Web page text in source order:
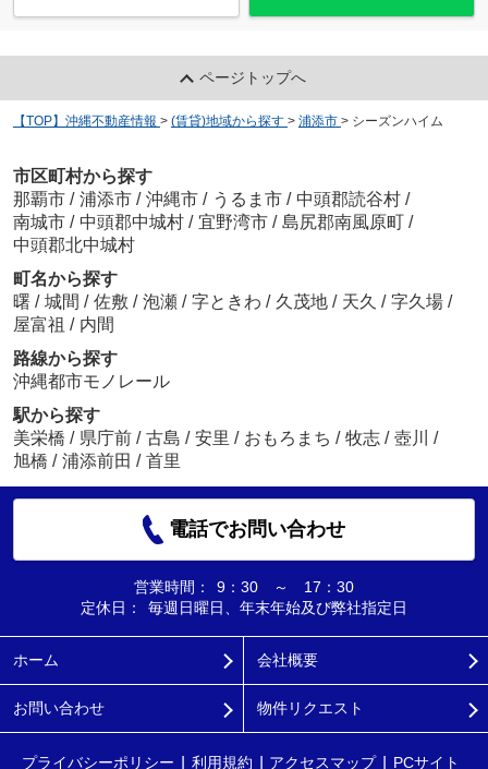
ページトップへ
【TOP】沖縄不動産情報 > (賃貸)地域から探す > 浦添市 > シーズンハイム
市区町村から探す
那覇市 / 浦添市 / 沖縄市 / うるま市 / 中頭郡読谷村 /
南城市 / 中頭郡中城村 / 宜野湾市 / 島尻郡南風原町 /
中頭郡北中城村
町名から探す
曙 / 城間 / 佐敷 / 泡瀬 / 字ときわ / 久茂地 / 天久 / 字久場 /
屋富祖 / 内間
路線から探す
沖縄都市モノレール
駅から探す
美栄橋 / 県庁前 / 古島 / 安里 / おもろまち / 牧志 / 壺川 /
旭橋 / 浦添前田 / 首里
電話でお問い合わせ
営業時間：
9：30 ～ 17：30
定休日：
毎週日曜日、年末年始及び弊社指定日
ホーム 会社概要
お問い合わせ 物件リクエスト
プライバシーポリシー 利用規約 アクセスマップ PCサイト